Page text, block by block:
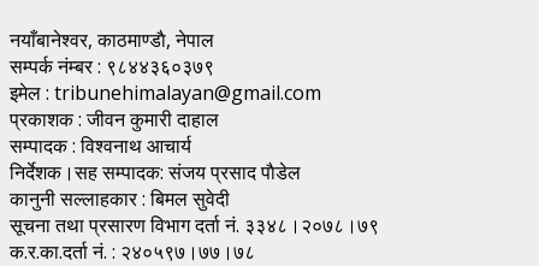
नयाँबानेश्वर, काठमाण्डाै, नेपाल
सम्पर्क नंम्बर : ९८४४३६०३७९
इमेल : tribunehimalayan@gmail.com
प्रकाशक : जीवन कुमारी दाहाल
सम्पादक : विश्वनाथ आचार्य
निर्देशक।सह सम्पादक: संजय प्रसाद पाैडेल
कानुनी सल्लाहकार : बिमल सुवेदी
सूचना तथा प्रसारण विभाग दर्ता नं. ३३४८।२०७८।७९
क.र.का.दर्ता नं. : २४०५९७।७७।७८